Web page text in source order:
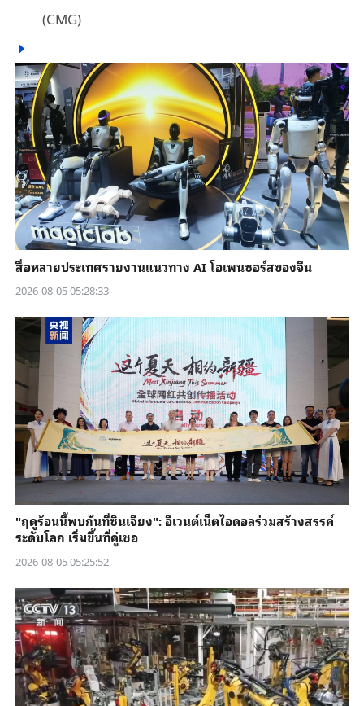
(CMG)
สื่อหลายประเทศรายงานแนวทาง AI โอเพนซอร์สของจีน
2026-08-05 05:28:33
"ฤดูร้อนนี้พบกันที่ซินเจียง": อีเวนต์เน็ตไอดอลร่วมสร้างสรรค์
ระดับโลก เริ่มขึ้นที่คู่เชอ
2026-08-05 05:25:52